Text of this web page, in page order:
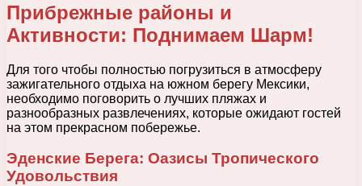
Прибрежные районы и
Активности: Поднимаем Шарм!
Для того чтобы полностью погрузиться в атмосферу
зажигательного отдыха на южном берегу Мексики,
необходимо поговорить о лучших пляжах и
разнообразных развлечениях, которые ожидают гостей
на этом прекрасном побережье.
Эденские Берега: Оазисы Тропического
Удовольствия